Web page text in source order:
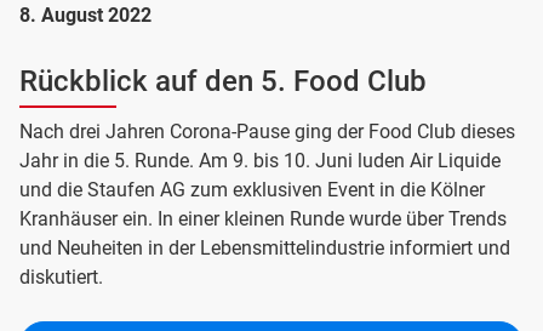
8. August 2022
Rückblick auf den 5. Food Club
Nach drei Jahren Corona-Pause ging der Food Club dieses
Jahr in die 5. Runde. Am 9. bis 10. Juni luden Air Liquide
und die Staufen AG zum exklusiven Event in die Kölner
Kranhäuser ein. In einer kleinen Runde wurde über Trends
und Neuheiten in der Lebensmittelindustrie informiert und
diskutiert.